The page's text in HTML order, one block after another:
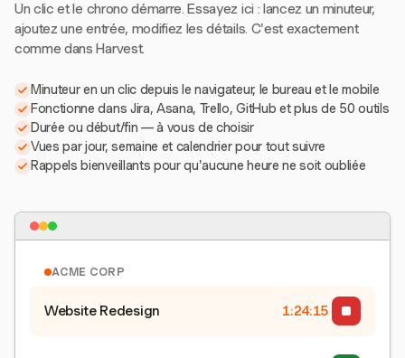
Un clic et le chrono démarre. Essayez ici : lancez un minuteur,
ajoutez une entrée, modifiez les détails. C'est exactement
comme dans Harvest.
Minuteur en un clic depuis le navigateur, le bureau et le mobile
Fonctionne dans Jira, Asana, Trello, GitHub et plus de 50 outils
Durée ou début/fin — à vous de choisir
Vues par jour, semaine et calendrier pour tout suivre
Rappels bienveillants pour qu'aucune heure ne soit oubliée
ACME CORP
Website Redesign 1:24:15